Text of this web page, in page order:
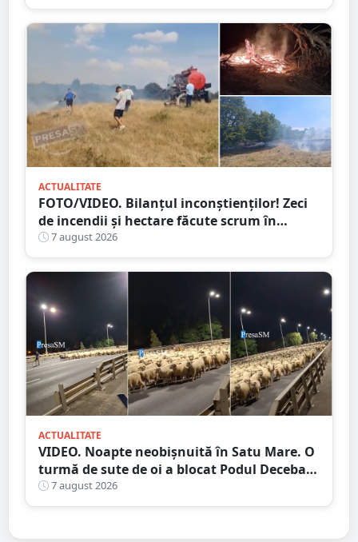
ACTUALITATE
FOTO/VIDEO. Bilanțul inconștienților! Zeci
de incendii și hectare făcute scrum în
județul Satu Mare
7 august 2026
ACTUALITATE
VIDEO. Noapte neobișnuită în Satu Mare. O
turmă de sute de oi a blocat Podul Decebal.
Gest de apreciat al ciobanului
7 august 2026